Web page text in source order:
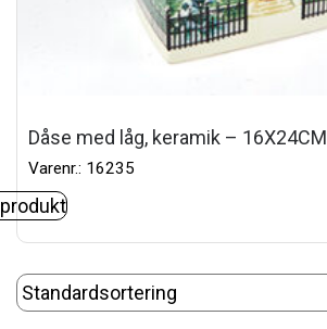
Dåse med låg, keramik – 16X24CM
Varenr.: 16235